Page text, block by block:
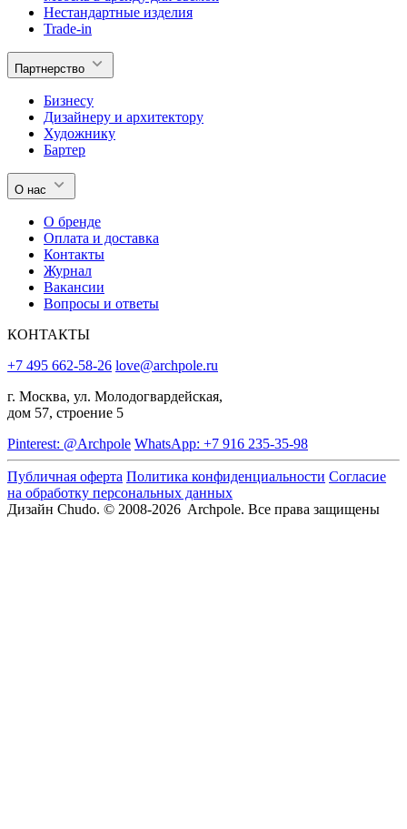
Нестандартные изделия
Trade-in
Партнерство
Бизнесу
Дизайнеру и архитектору
Художнику
Бартер
О нас
О бренде
Оплата и доставка
Контакты
Журнал
Вакансии
Вопросы и ответы
КОНТАКТЫ
+7 495 662-58-26 love@archpole.ru
г. Москва, ул. Молодогвардейская,
дом 57, строение 5
Pinterest: @Archpole WhatsApp: +7 916 235-35-98
Публичная оферта Политика конфиденциальности Согласие
на обработку персональных данных
Дизайн Chudo. © 2008-2026 Archpole. Все права защищены